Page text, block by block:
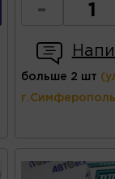
-
больше 2 шт